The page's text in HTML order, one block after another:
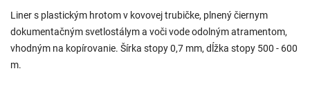
Liner s plastickým hrotom v kovovej trubičke, plnený čiernym
dokumentačným svetlostálym a voči vode odolným atramentom,
vhodným na kopírovanie. Šírka stopy 0,7 mm, dĺžka stopy 500 - 600
m.